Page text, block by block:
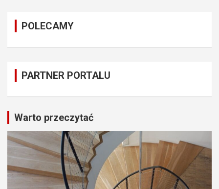
POLECAMY
PARTNER PORTALU
Warto przeczytać